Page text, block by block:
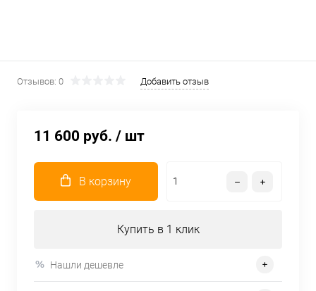
Отзывов: 0 Добавить отзыв
11 600 руб. / шт
В корзину
Купить в 1 клик
Нашли дешевле